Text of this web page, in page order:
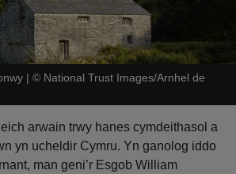
| © National Trust Images/Arnhel de
eich arwain trwy hanes cymdeithasol a
yn ucheldir Cymru. Yn ganolog iddo
man geni’r Esgob William